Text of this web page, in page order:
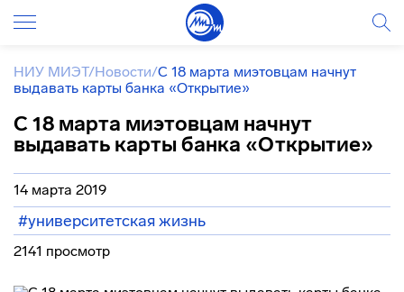
НИУ МИЭТ/Новости/С 18 марта миэтовцам начнут
выдавать карты банка «Открытие»
С 18 марта миэтовцам начнут
выдавать карты банка «Открытие»
14 марта 2019
#университетская жизнь
2141 просмотр